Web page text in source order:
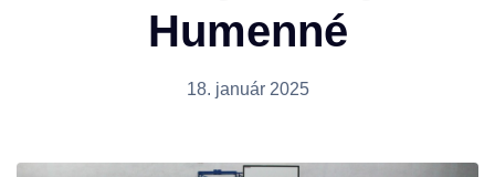
Humenné
18. január 2025